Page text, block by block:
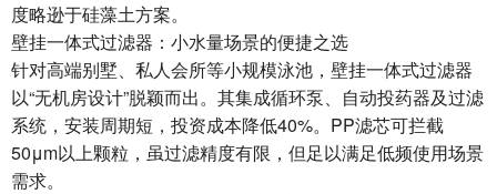
度略逊于硅藻土方案。
壁挂一体式过滤器：小水量场景的便捷之选
针对高端别墅、私人会所等小规模泳池，壁挂一体式过滤器
以“无机房设计”脱颖而出。其集成循环泵、自动投药器及过滤
系统，安装周期短，投资成本降低40%。PP滤芯可拦截
50μm以上颗粒，虽过滤精度有限，但足以满足低频使用场景
需求。